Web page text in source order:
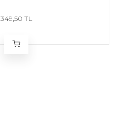
349,50 TL